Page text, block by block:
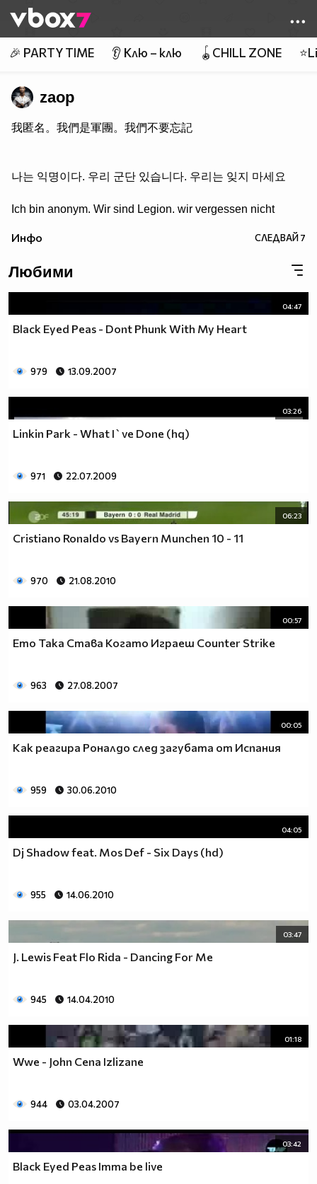
👾
🎉 PARTY TIME 👂 Клю – клю 🪀CHILL ZONE
zaop
我匿名。我們是軍團。我們不要忘記
나는 익명이다. 우리 군단 있습니다. 우리는 잊지 마세요
Ich bin anonym. Wir sind Legion. wir vergessen nicht
Инфо СЛЕДВАЙ7
Любими
04:47
Black Eyed Peas - Dont Phunk With My Heart
979 13.09.2007
03:26
Linkin Park - What I`ve Done (hq)
971 22.07.2009
06:23
Cristiano Ronaldo vs Bayern Munchen 10 - 11
970 21.08.2010
00:57
Ето Така Става Когато Играеш Counter Strike
963 27.08.2007
00:05
Как реагира Роналдо след загубата от Испания
959 30.06.2010
04:05
Dj Shadow feat. Mos Def - Six Days (hd)
955 14.06.2010
03:47
J. Lewis Feat Flo Rida - Dancing For Me
945 14.04.2010
01:18
Wwe - John Cena Izlizane
944 03.04.2007
03:42
Black Eyed Peas Imma be live